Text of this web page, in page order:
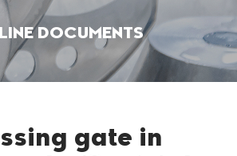
DOCUMENTS
gate in